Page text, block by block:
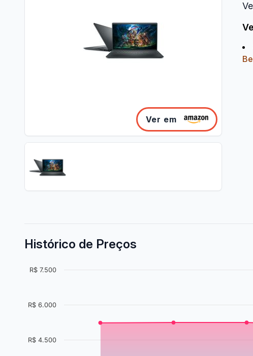
Ver em
Histórico de Preços
R$ 4.500
R$ 6.000
R$ 7.500